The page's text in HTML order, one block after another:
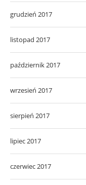
grudzień 2017
listopad 2017
październik 2017
wrzesień 2017
sierpień 2017
lipiec 2017
czerwiec 2017